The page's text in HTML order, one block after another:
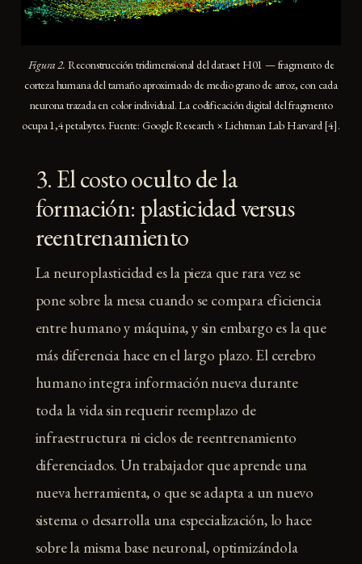
Figura 2. Reconstrucción tridimensional del dataset H01 — fragmento de
corteza humana del tamaño aproximado de medio grano de arroz, con cada
neurona trazada en color individual. La codificación digital del fragmento
ocupa 1,4 petabytes. Fuente: Google Research × Lichtman Lab Harvard [4].
3. El costo oculto de la
formación: plasticidad versus
reentrenamiento
La neuroplasticidad es la pieza que rara vez se
pone sobre la mesa cuando se compara eficiencia
entre humano y máquina, y sin embargo es la que
más diferencia hace en el largo plazo. El cerebro
humano integra información nueva durante
toda la vida sin requerir reemplazo de
infraestructura ni ciclos de reentrenamiento
diferenciados. Un trabajador que aprende una
nueva herramienta, o que se adapta a un nuevo
sistema o desarrolla una especialización, lo hace
sobre la misma base neuronal, optimizándola